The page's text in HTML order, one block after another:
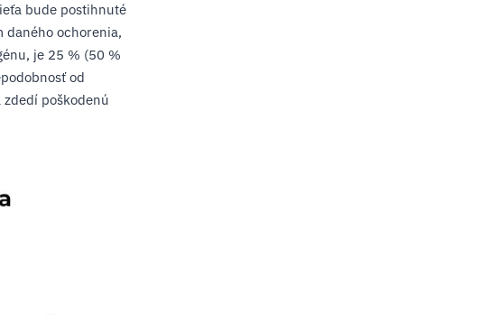
bude postihnuté
daného ochorenia,
je 25 % (50 %
od
poškodenú